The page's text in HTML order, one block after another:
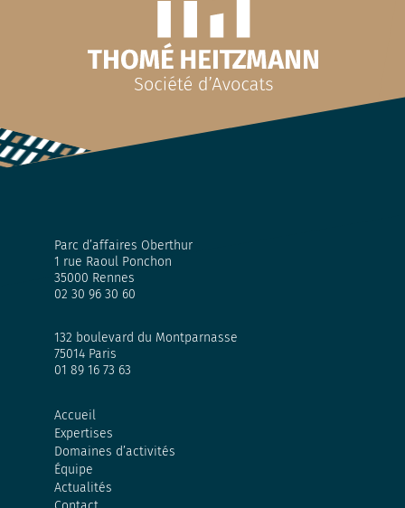
Parc d’affaires Oberthur
1 rue Raoul Ponchon
35000 Rennes
02 30 96 30 60
132 boulevard du Montparnasse
75014 Paris
01 89 16 73 63
Accueil
Expertises
Domaines d’activités
Équipe
Actualités